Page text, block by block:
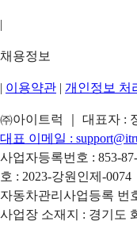
|
채용정보
| 이용약관 | 개인정보 처
㈜아이트럭 ｜ 대표자 :
대표 이메일 :
사업자등록번호 : 853-87-
호 : 2023-강원인제-0074
자동차관리사업등록 번
사업장 소재지 : 경기도